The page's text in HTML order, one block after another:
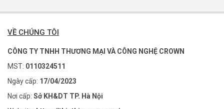
VỀ CHÚNG TÔI
CÔNG TY TNHH THƯƠNG MẠI VÀ CÔNG NGHỆ CROWN
MST: 0110324511
Ngày cấp: 17/04/2023
Nơi cấp: Sở KH&DT TP. Hà Nội